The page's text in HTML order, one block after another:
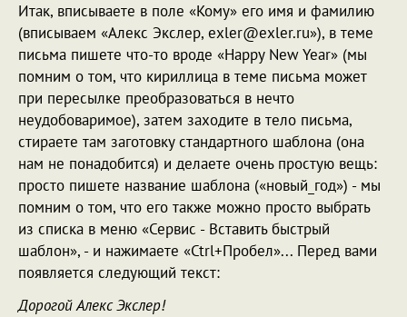
Итак, вписываете в поле «Кому» его имя и фамилию
(вписываем «Алекс Экслер, exler@exler.ru»), в теме
письма пишете что-то вроде «Happy New Year» (мы
помним о том, что кириллица в теме письма может
при пересылке преобразоваться в нечто
неудобоваримое), затем заходите в тело письма,
стираете там заготовку стандартного шаблона (она
нам не понадобится) и делаете очень простую вещь:
просто пишете название шаблона («новый_год») - мы
помним о том, что его также можно просто выбрать
из списка в меню «Сервис - Вставить быстрый
шаблон», - и нажимаете «Ctrl+Пробел»... Перед вами
появляется следующий текст:
Дорогой Алекс Экслер!